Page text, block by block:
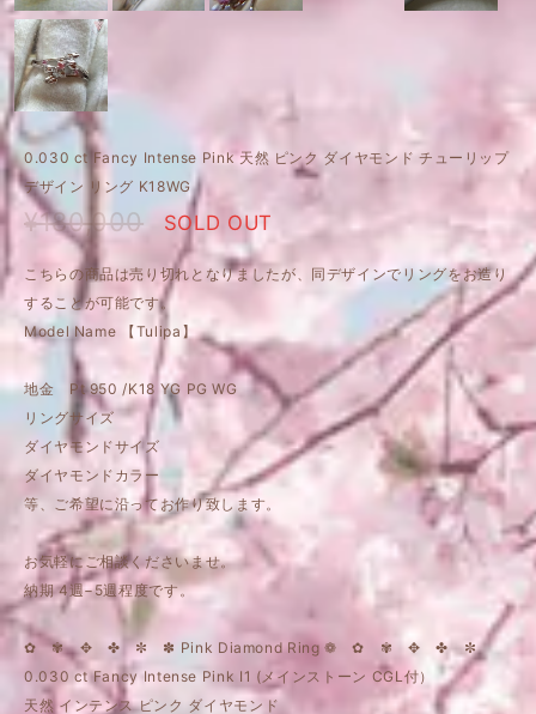
0.030 ct Fancy Intense Pink 天然 ピンク ダイヤモンド チューリップ
デザイン リング K18WG
¥180,000 SOLD OUT
こちらの商品は売り切れとなりましたが、同デザインでリングをお造り
することが可能です。
Model Name 【Tulipa】
地金 Pt 950 /K18 YG PG WG
リングサイズ
ダイヤモンドサイズ
ダイヤモンドカラー
等、ご希望に沿ってお作り致します。
お気軽にご相談くださいませ。
納期 4週−5週程度です。
✿ ✾ ✥ ✤ ✼ ✽ Pink Diamond Ring ❁ ✿ ✾ ✥ ✤ ✼
0.030 ct Fancy Intense Pink I1 (メインストーン CGL付）
天然 インテンス ピンク ダイヤモンド